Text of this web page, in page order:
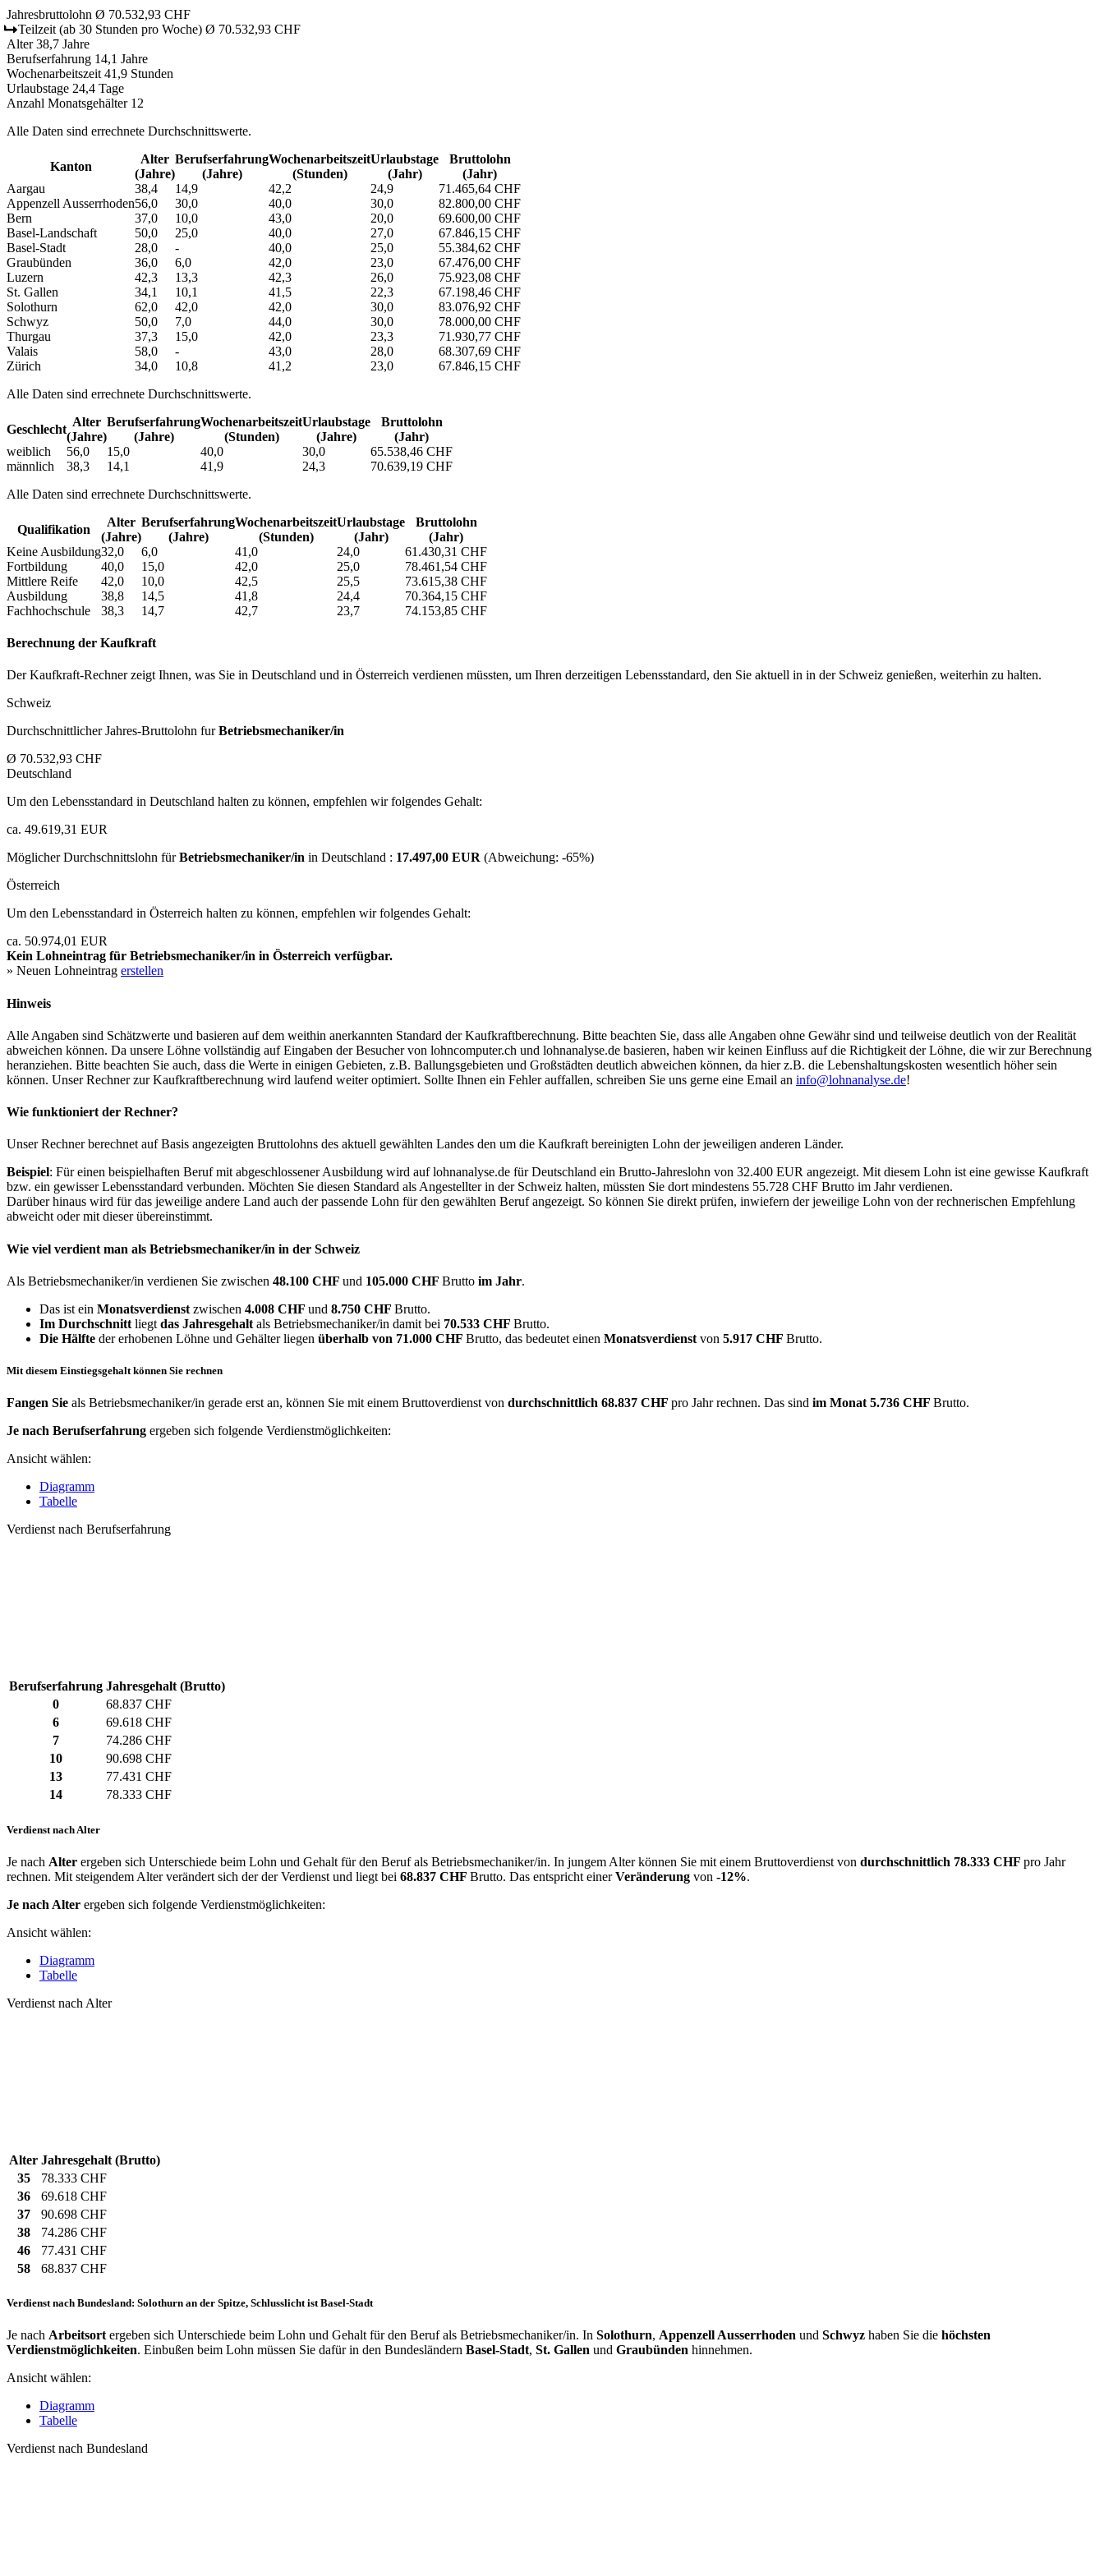
Jahresbruttolohn Ø 70.532,93 CHF
Teilzeit (ab 30 Stunden pro Woche) Ø 70.532,93 CHF
Alter 38,7 Jahre
Berufserfahrung 14,1 Jahre
Wochenarbeitszeit 41,9 Stunden
Urlaubstage 24,4 Tage
Anzahl Monatsgehälter 12
Alle Daten sind errechnete Durchschnittswerte.
Kanton
Alter
(Jahre)
Berufs­erfahrung
(Jahre)
Wochen­arbeitszeit
(Stunden)
Urlaubs­tage
(Jahr)
Bruttolohn
(Jahr)
Aargau
38,4 14,9 42,2 24,9
71.465,64 CHF
Appenzell Ausserrhoden56,0 30,0 40,0 30,0
82.800,00 CHF
Bern
37,0 10,0 43,0 20,0
69.600,00 CHF
Basel-Landschaft
50,0 25,0 40,0 27,0
67.846,15 CHF
Basel-Stadt
28,0 - 40,0 25,0
55.384,62 CHF
Graubünden
36,0 6,0 42,0 23,0
67.476,00 CHF
Luzern
42,3 13,3 42,3 26,0
75.923,08 CHF
St. Gallen
34,1 10,1 41,5 22,3
67.198,46 CHF
Solothurn
62,0 42,0 42,0 30,0
83.076,92 CHF
Schwyz
50,0 7,0 44,0 30,0
78.000,00 CHF
Thurgau
37,3 15,0 42,0 23,3
71.930,77 CHF
Valais
58,0 - 43,0 28,0
68.307,69 CHF
Zürich
34,0 10,8 41,2 23,0
67.846,15 CHF
Alle Daten sind errechnete Durchschnittswerte.
Geschlecht
Alter
(Jahre)
Berufs­erfahrung
(Jahre)
Wochen­arbeitszeit
(Stunden)
Urlaubs­tage
(Jahre)
Bruttolohn
(Jahr)
weiblich
56,0 15,0 40,0 30,0
65.538,46 CHF
männlich
38,3 14,1 41,9 24,3
70.639,19 CHF
Alle Daten sind errechnete Durchschnittswerte.
Qualifikation
Alter
(Jahre)
Berufs­erfahrung
(Jahre)
Wochen­arbeitszeit
(Stunden)
Urlaubs­tage
(Jahr)
Bruttolohn
(Jahr)
Keine Ausbildung32,0 6,0 41,0 24,0
61.430,31 CHF
Fortbildung
40,0 15,0 42,0 25,0
78.461,54 CHF
Mittlere Reife
42,0 10,0 42,5 25,5
73.615,38 CHF
Ausbildung
38,8 14,5 41,8 24,4
70.364,15 CHF
Fachhochschule
38,3 14,7 42,7 23,7 74.153,85 CHF
Berechnung der Kaufkraft
Der Kaufkraft-Rechner zeigt Ihnen, was Sie in Deutschland und in Österreich verdienen müssten, um Ihren derzeitigen Lebensstandard, den Sie aktuell in in der Schweiz genießen, weiterhin zu halten.
Schweiz
Durchschnittlicher Jahres-Bruttolohn furBetriebsmechaniker/in
Ø 70.532,93 CHF
Deutschland
Um den Lebensstandard in Deutschland halten zu können, empfehlen wir folgendes Gehalt:
ca. 49.619,31 EUR
Möglicher Durchschnittslohn fürBetriebsmechaniker/in in Deutschland : 17.497,00 EUR (Abweichung: -65%)
Österreich
Um den Lebensstandard in Österreich halten zu können, empfehlen wir folgendes Gehalt:
ca. 50.974,01 EUR
Kein Lohneintrag für Betriebsmechaniker/in in Österreich verfügbar.
» Neuen Lohneintrag erstellen
Hinweis
Alle Angaben sind Schätzwerte und basieren auf dem weithin anerkannten Standard der Kaufkraftberechnung. Bitte beachten Sie, dass alle Angaben ohne Gewähr sind und teilweise deutlich von der Realität
abweichen können. Da unsere Löhne vollständig auf Eingaben der Besucher von lohncomputer.ch und lohnanalyse.de basieren, haben wir keinen Einfluss auf die Richtigkeit der Löhne, die wir zur Berechnung
heranziehen. Bitte beachten Sie auch, dass die Werte in einigen Gebieten, z.B. Ballungsgebieten und Großstädten deutlich abweichen können, da hier z.B. die Lebenshaltungskosten wesentlich höher sein
können. Unser Rechner zur Kaufkraftberechnung wird laufend weiter optimiert. Sollte Ihnen ein Fehler auffallen, schreiben Sie uns gerne eine Email an info@lohnanalyse.de!
Wie funktioniert der Rechner?
Unser Rechner berechnet auf Basis angezeigten Bruttolohns des aktuell gewählten Landes den um die Kaufkraft bereinigten Lohn der jeweiligen anderen Länder.
Beispiel: Für einen beispielhaften Beruf mit abgeschlossener Ausbildung wird auf lohnanalyse.de für Deutschland ein Brutto-Jahreslohn von 32.400 EUR angezeigt. Mit diesem Lohn ist eine gewisse Kaufkraft
bzw. ein gewisser Lebensstandard verbunden. Möchten Sie diesen Standard als Angestellter in der Schweiz halten, müssten Sie dort mindestens 55.728 CHF Brutto im Jahr verdienen.
Darüber hinaus wird für das jeweilige andere Land auch der passende Lohn für den gewählten Beruf angezeigt. So können Sie direkt prüfen, inwiefern der jeweilige Lohn von der rechnerischen Empfehlung
abweicht oder mit dieser übereinstimmt.
Wie viel verdient man als Betriebsmechaniker/in in der Schweiz
Als Betriebsmechaniker/in verdienen Sie zwischen 48.100 CHF und 105.000 CHF Brutto im Jahr.
Das ist ein Monatsverdienst zwischen 4.008 CHF und 8.750 CHF Brutto.
Im Durchschnitt liegt das Jahresgehalt als Betriebsmechaniker/in damit bei 70.533 CHF Brutto.
Die Hälfte der erhobenen Löhne und Gehälter liegen überhalb von 71.000 CHF Brutto, das bedeutet einen Monatsverdienst von 5.917 CHF Brutto.
Mit diesem Einstiegsgehalt können Sie rechnen
Fangen Sie als Betriebsmechaniker/in gerade erst an, können Sie mit einem Bruttoverdienst von durchschnittlich 68.837 CHF pro Jahr rechnen. Das sind im Monat 5.736 CHF Brutto.
Je nach Berufserfahrung ergeben sich folgende Verdienstmöglichkeiten:
Ansicht wählen:
Diagramm
Tabelle
Verdienst nach Berufserfahrung
Berufserfahrung Jahresgehalt (Brutto)
0
68.837 CHF
6
69.618 CHF
7
74.286 CHF
10
90.698 CHF
13
77.431 CHF
14
78.333 CHF
Verdienst nach Alter
Je nach Alter ergeben sich Unterschiede beim Lohn und Gehalt für den Beruf als Betriebsmechaniker/in. In jungem Alter können Sie mit einem Bruttoverdienst von durchschnittlich 78.333 CHF pro Jahr
rechnen. Mit steigendem Alter verändert sich der der Verdienst und liegt bei 68.837 CHF Brutto. Das entspricht einerVeränderung von -12%.
Je nach Alter ergeben sich folgende Verdienstmöglichkeiten:
Ansicht wählen:
Diagramm
Tabelle
Verdienst nach Alter
Alter Jahresgehalt (Brutto)
35
78.333 CHF
36
69.618 CHF
37
90.698 CHF
38
74.286 CHF
46
77.431 CHF
58
68.837 CHF
Verdienst nach Bundesland: Solothurn an der Spitze, Schlusslicht ist Basel-Stadt
Je nach Arbeitsort ergeben sich Unterschiede beim Lohn und Gehalt für den Beruf als Betriebsmechaniker/in. In Solothurn, Appenzell Ausserrhoden und Schwyz haben Sie die höchsten
Verdienstmöglichkeiten. Einbußen beim Lohn müssen Sie dafür in den Bundesländern Basel-Stadt, St. Gallen und Graubünden hinnehmen.
Ansicht wählen:
Diagramm
Tabelle
Verdienst nach Bundesland